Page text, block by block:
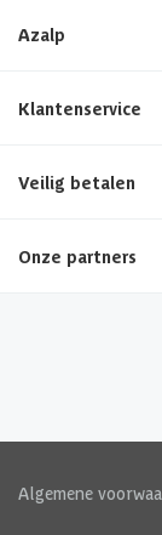
Azalp
Klantenservice
Veilig betalen
Onze partners
Algemene